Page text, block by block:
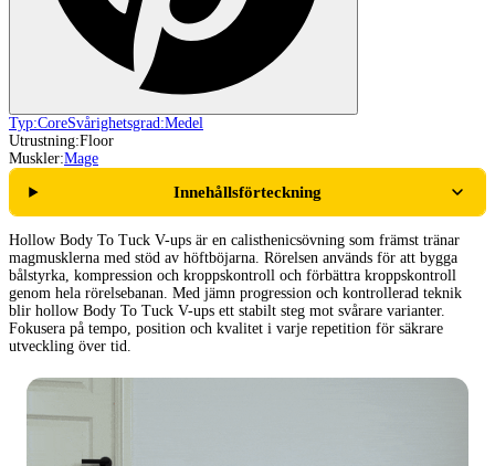
Typ:CoreSvårighetsgrad:Medel
Utrustning:Floor
Muskler:Mage
Innehållsförteckning
Hollow Body To Tuck V-ups är en calisthenicsövning som främst tränar
magmusklerna med stöd av höftböjarna. Rörelsen används för att bygga
bålstyrka, kompression och kroppskontroll och förbättra kroppskontroll
genom hela rörelsebanan. Med jämn progression och kontrollerad teknik
blir hollow Body To Tuck V-ups ett stabilt steg mot svårare varianter.
Fokusera på tempo, position och kvalitet i varje repetition för säkrare
utveckling över tid.